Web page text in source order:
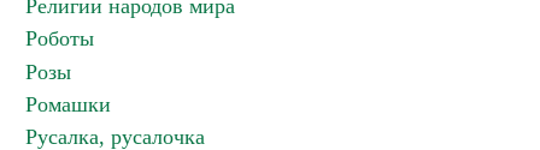
Религии народов мира
Роботы
Розы
Ромашки
Русалка, русалочка